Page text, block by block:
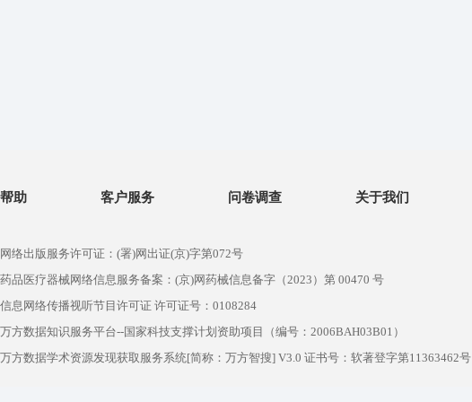
帮助 客户服务 问卷调查 关于我们
网络出版服务许可证：(署)网出证(京)字第072号
药品医疗器械网络信息服务备案：(京)网药械信息备字（2023）第 00470 号
信息网络传播视听节目许可证 许可证号：0108284
万方数据知识服务平台--国家科技支撑计划资助项目（编号：2006BAH03B01）
万方数据学术资源发现获取服务系统[简称：万方智搜] V3.0 证书号：软著登字第11363462号